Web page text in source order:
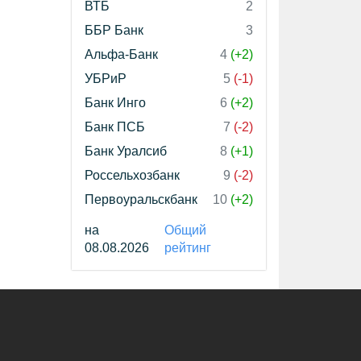
ВТБ
2
ББР Банк
3
Альфа-Банк
4 (+2)
УБРиР
5 (-1)
Банк Инго
6 (+2)
Банк ПСБ
7 (-2)
Банк Уралсиб
8 (+1)
Россельхозбанк
9 (-2)
Первоуральскбанк
10 (+2)
на
08.08.2026
Общий
рейтинг